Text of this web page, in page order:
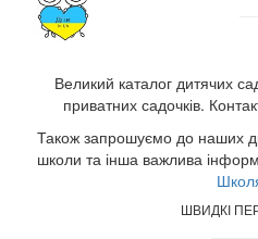
Великий каталог дитячих
приватних садочків.
Також запрошуємо до наших
школи та інша важлива
ШВИДКІ